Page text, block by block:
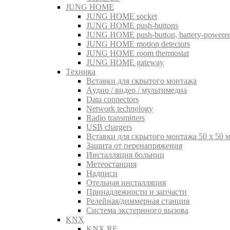
JUNG HOME
JUNG HOME socket
JUNG HOME push-buttons
JUNG HOME push-button, battery-
JUNG HOME motion detectors
JUNG HOME room thermostat
JUNG HOME gateway
Tехника
Вставки для скрытого монтажа
Aудио / видео / мультимедиа
Data connectors
Network technology
Radio transmitters
USB chargers
Вставки для скрытого монтажа 50 x 50
Защита от перенапряжения
Инсталляция больниц
Метеостанция
Надписи
Отельная инсталляция
Принадлежности и запчасти
Релейная/диммерная станция
Система экстернного вызова
KNX